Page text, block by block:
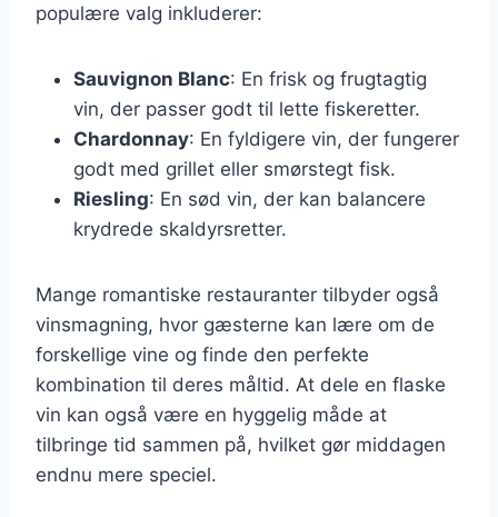
populære valg inkluderer:
Sauvignon Blanc: En frisk og frugtagtig
vin, der passer godt til lette fiskeretter.
Chardonnay: En fyldigere vin, der fungerer
godt med grillet eller smørstegt fisk.
Riesling: En sød vin, der kan balancere
krydrede skaldyrsretter.
Mange romantiske restauranter tilbyder også
vinsmagning, hvor gæsterne kan lære om de
forskellige vine og finde den perfekte
kombination til deres måltid. At dele en flaske
vin kan også være en hyggelig måde at
tilbringe tid sammen på, hvilket gør middagen
endnu mere speciel.